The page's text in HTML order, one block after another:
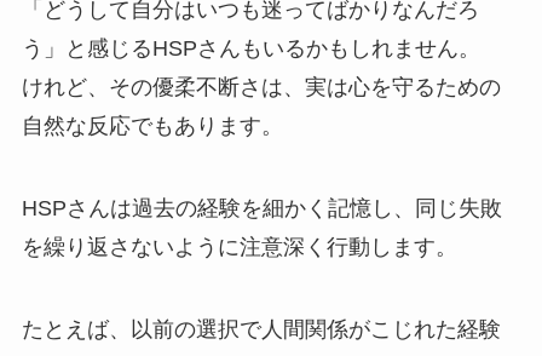
「どうして自分はいつも迷ってばかりなんだろ
う」と感じるHSPさんもいるかもしれません。
けれど、その優柔不断さは、実は心を守るための
自然な反応でもあります。
HSPさんは過去の経験を細かく記憶し、同じ失敗
を繰り返さないように注意深く行動します。
たとえば、以前の選択で人間関係がこじれた経験